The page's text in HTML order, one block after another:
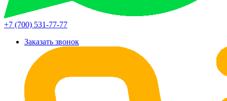
+7 (700) 531-77-77
Заказать звонок